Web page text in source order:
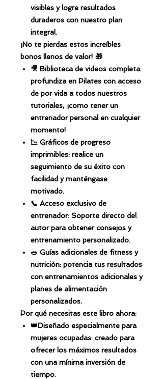
visibles y logre resultados
duraderos con nuestro plan
integral.
¡No te pierdas estos increíbles
bonos llenos de valor! 🎁
🎥 Biblioteca de videos completa:
profundiza en Pilates con acceso
de por vida a todos nuestros
tutoriales, ¡como tener un
entrenador personal en cualquier
momento!
📉 Gráficos de progreso
imprimibles: realice un
seguimiento de su éxito con
facilidad y manténgase
motivado.
📞 Acceso exclusivo de
entrenador: Soporte directo del
autor para obtener consejos y
entrenamiento personalizado.
🥗 Guías adicionales de fitness y
nutrición: potencia tus resultados
con entrenamientos adicionales y
planes de alimentación
personalizados.
Por qué necesitas este libro ahora:
👑Diseñado especialmente para
mujeres ocupadas: creado para
ofrecer los máximos resultados
con una mínima inversión de
tiempo.